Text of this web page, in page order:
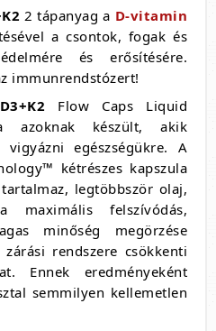
2 tápanyag a D-vitamin
a csontok, fogak és
és erősítésére.
immunrendstózert!
Flow Caps Liquid
azoknak készült, akik
vigyázni egészségükre. A
kétrészes kapszula
legtöbbször olaj,
maximális felszívódás,
minőség megörzése
rendszere csökkenti
Ennek eredményeként
semmilyen kellemetlen